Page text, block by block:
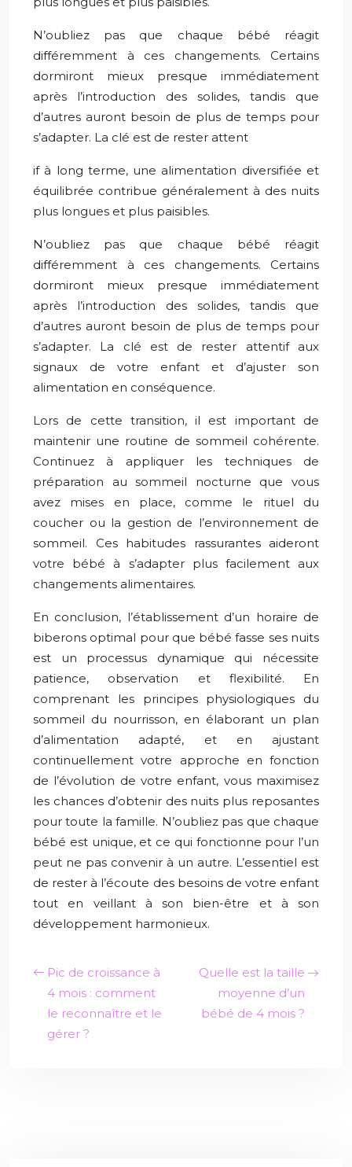
N’oubliez pas que chaque bébé réagit
différemment à ces changements. Certains
dormiront mieux presque immédiatement
après l’introduction des solides, tandis que
d’autres auront besoin de plus de temps pour
s’adapter. La clé est de rester attent
if à long terme, une alimentation diversifiée et
équilibrée contribue généralement à des nuits
plus longues et plus paisibles.
N’oubliez pas que chaque bébé réagit
différemment à ces changements. Certains
dormiront mieux presque immédiatement
après l’introduction des solides, tandis que
d’autres auront besoin de plus de temps pour
s’adapter. La clé est de rester attentif aux
signaux de votre enfant et d’ajuster son
alimentation en conséquence.
Lors de cette transition, il est important de
maintenir une routine de sommeil cohérente.
Continuez à appliquer les techniques de
préparation au sommeil nocturne que vous
avez mises en place, comme le rituel du
coucher ou la gestion de l’environnement de
sommeil. Ces habitudes rassurantes aideront
votre bébé à s’adapter plus facilement aux
changements alimentaires.
En conclusion, l’établissement d’un horaire de
biberons optimal pour que bébé fasse ses nuits
est un processus dynamique qui nécessite
patience, observation et flexibilité. En
comprenant les principes physiologiques du
sommeil du nourrisson, en élaborant un plan
d’alimentation adapté, et en ajustant
continuellement votre approche en fonction
de l’évolution de votre enfant, vous maximisez
les chances d’obtenir des nuits plus reposantes
pour toute la famille. N’oubliez pas que chaque
bébé est unique, et ce qui fonctionne pour l’un
peut ne pas convenir à un autre. L’essentiel est
de rester à l’écoute des besoins de votre enfant
tout en veillant à son bien-être et à son
développement harmonieux.
Pic de croissance à
4 mois : comment
le reconnaître et le
gérer ?
Quelle est la taille
moyenne d’un
bébé de 4 mois ?